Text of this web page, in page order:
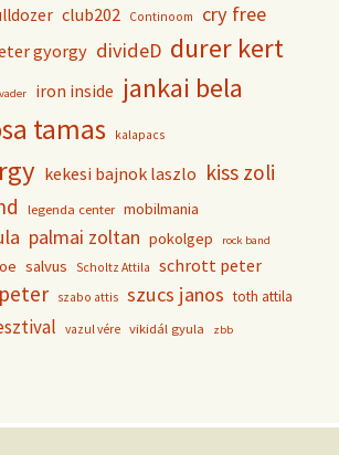
club202 Continoom cry free
gyorgy divideD durer kert
iron inside jankai bela
tamas kalapacs
kekesi bajnok laszlo kiss zoli
legenda center mobilmania
palmai zoltan pokolgep rock band
salvus Scholtz Attila schrott peter
szabo attis szucs janos toth attila
vazul vére vikidál gyula zbb